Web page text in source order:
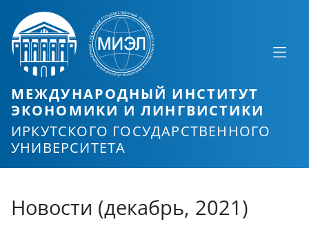
МЕЖДУНАРОДНЫЙ ИНСТИТУТ
ЭКОНОМИКИ И ЛИНГВИСТИКИ
ИРКУТСКОГО ГОСУДАРСТВЕННОГО
УНИВЕРСИТЕТА
Новости (декабрь, 2021)